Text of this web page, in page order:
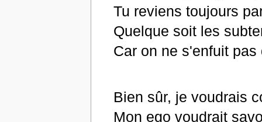
Tu reviens toujours
Quelque soit les
Car on ne s'enfuit pas
Bien sûr, je voudrais
Mon ego voudrait